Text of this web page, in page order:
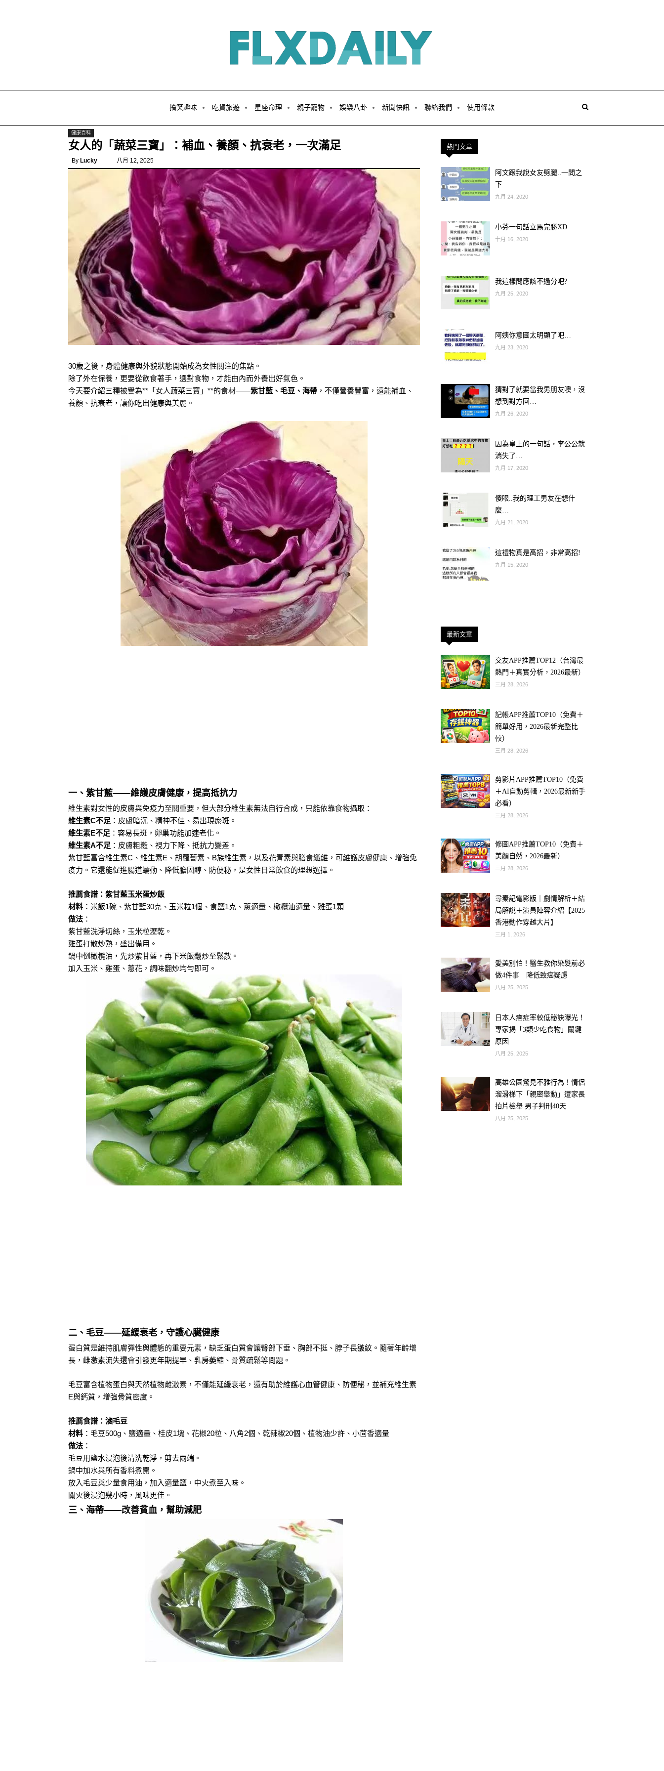
搞笑趣味 吃貨旅遊 星座命理 親子寵物 娛樂八卦 新聞快訊 聯絡我們 使用條款
健康百科
女人的「蔬菜三寶」：補血、養顏、抗衰老，一次滿足
By Lucky 八月 12, 2025
30歲之後，身體健康與外貌狀態開始成為女性關注的焦點。
除了外在保養，更要從飲食著手，選對食物，才能由內而外養出好氣色。
今天要介紹三種被譽為**「女人蔬菜三寶」**的食材——紫甘藍、毛豆、海帶 ，不僅營養豐富，還能補血、
養顏、抗衰老，讓你吃出健康與美麗。
一、紫甘藍——維護皮膚健康，提高抵抗力
維生素對女性的皮膚與免疫力至關重要，但大部分維生素無法自行合成，只能依靠食物攝取：
維生素C不足 ：皮膚暗沉、精神不佳、易出現瘀斑。
維生素E不足 ：容易長斑，卵巢功能加速老化。
維生素A不足 ：皮膚粗糙、視力下降、抵抗力變差。
紫甘藍富含維生素C、維生素E、胡蘿蔔素、B族維生素，以及花青素與膳食纖維，可維護皮膚健康、增強免
疫力。它還能促進腸道蠕動、降低膽固醇、防便秘，是女性日常飲食的理想選擇。
推薦食譜：紫甘藍玉米蛋炒飯
材料 ：米飯1碗、紫甘藍30克、玉米粒1個、食鹽1克、蔥適量、橄欖油適量、雞蛋1顆
做法 ：
紫甘藍洗淨切絲，玉米粒瀝乾。
雞蛋打散炒熟，盛出備用。
鍋中倒橄欖油，先炒紫甘藍，再下米飯翻炒至鬆散。
加入玉米、雞蛋、蔥花，調味翻炒均勻即可。
二、毛豆——延緩衰老，守護心臟健康
蛋白質是維持肌膚彈性與體態的重要元素，缺乏蛋白質會讓臀部下垂、胸部不挺、脖子長皺紋。隨著年齡增
長，雌激素流失還會引發更年期提早、乳房萎縮、骨質疏鬆等問題。
毛豆富含植物蛋白與天然植物雌激素，不僅能延緩衰老，還有助於維護心血管健康、防便秘，並補充維生素
E與鈣質，增強骨質密度。
推薦食譜：滷毛豆
材料 ：毛豆500g、鹽適量、桂皮1塊、花椒20粒、八角2個、乾辣椒20個、植物油少許、小茴香適量
做法 ：
毛豆用鹽水浸泡後清洗乾淨，剪去兩端。
鍋中加水與所有香料煮開。
放入毛豆與少量食用油，加入適量鹽，中火煮至入味。
關火後浸泡幾小時，風味更佳。
三、海帶——改善貧血，幫助減肥
熱門文章
阿文跟我說女友劈腿..一問之
下
九月 24, 2020
小芬一句話立馬完勝XD
十月 16, 2020
我這樣問應該不過分吧?
九月 25, 2020
阿姨你意圖太明顯了吧…
九月 23, 2020
猜對了就要當我男朋友噢，沒
想到對方回…
九月 26, 2020
因為皇上的一句話，李公公就
消失了…
九月 17, 2020
傻眼..我的理工男友在想什
麼…
九月 21, 2020
這禮物真是高招，非常高招!
九月 15, 2020
最新文章
交友APP推薦TOP12（台灣最
熱門＋真實分析，2026最新）
三月 28, 2026
記帳APP推薦TOP10（免費＋
簡單好用，2026最新完整比
較）
三月 28, 2026
剪影片APP推薦TOP10（免費
＋AI自動剪輯，2026最新新手
必看）
三月 28, 2026
修圖APP推薦TOP10（免費＋
美顏自然，2026最新）
三月 28, 2026
尋秦記電影版｜劇情解析＋結
局解說＋演員陣容介紹【2025
香港動作穿越大片】
三月 1, 2026
愛美別怕！醫生教你染髮前必
做4件事 降低致癌疑慮
八月 25, 2025
日本人癌症率較低秘訣曝光！
專家揭「3類少吃食物」關鍵
原因
八月 25, 2025
高雄公園驚見不雅行為！情侶
溜滑梯下「親密舉動」遭家長
拍片檢舉 男子判刑40天
八月 25, 2025